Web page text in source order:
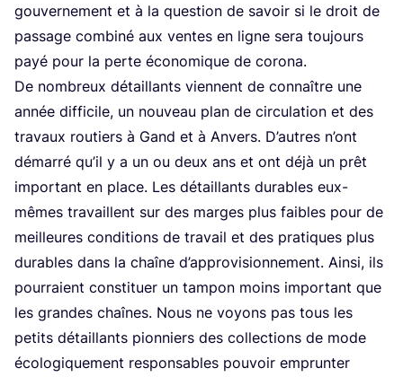
gou­ver­ne­ment et à la ques­tion de savoir si le droit de
pas­sage com­bi­né aux ventes en ligne sera tou­jours
payé pour la perte éco­no­mique de corona.
De nom­breux détaillants viennent de connaître une
année dif­fi­cile, un nou­veau plan de cir­cu­la­tion et des
tra­vaux rou­tiers à Gand et à Anvers. D’autres n’ont
démar­ré qu’il y a un ou deux ans et ont déjà un prêt
impor­tant en place. Les détaillants durables eux-
mêmes tra­vaillent sur des marges plus faibles pour de
meilleures condi­tions de tra­vail et des pra­tiques plus
durables dans la chaîne d’ap­pro­vi­sion­ne­ment. Ain­si, ils
pour­raient consti­tuer un tam­pon moins impor­tant que
les grandes chaînes. Nous ne voyons pas tous les
petits détaillants pion­niers des col­lec­tions de mode
éco­lo­gi­que­ment res­pon­sables pou­voir emprun­ter